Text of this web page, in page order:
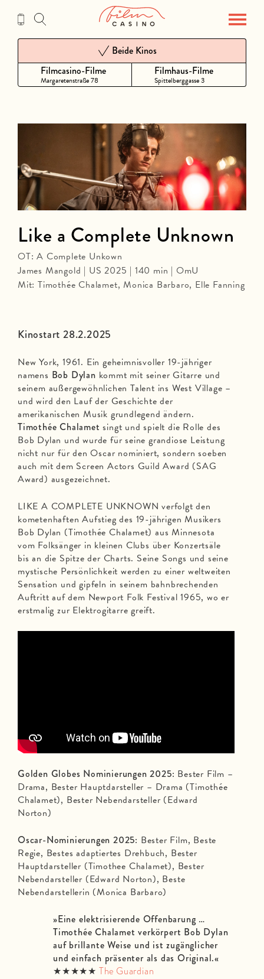
Inhalt
Filmcasino-Filme
Margaretenstraße 78
Beide Kinos
Filmhaus-Filme
Spittelberggasse 3
Kinostart 28.2.2025
New York, 1961. Ein geheimnisvoller 19-jähriger
namens Bob Dylan kommt mit seiner Gitarre und
seinem außergewöhnlichen Talent ins West Village –
und wird den Lauf der Geschichte der
amerikanischen Musik grundlegend ändern.
Timothée Chalamet singt und spielt die Rolle des
Bob Dylan und wurde für seine grandiose Leistung
nicht nur für den Oscar nominiert, sondern soeben
auch mit dem Screen Actors Guild Award (SAG
Award) ausgezeichnet.
LIKE A COMPLETE UNKNOWN verfolgt den
kometenhaften Aufstieg des 19-jährigen Musikers
Bob Dylan (Timothée Chalamet) aus Minnesota
vom Folksänger in kleinen Clubs über Konzertsäle
bis an die Spitze der Charts. Seine Songs und seine
mystische Persönlichkeit werden zu einer weltweiten
Sensation und gipfeln in seinem bahnbrechenden
Auftritt auf dem Newport Folk Festival 1965, wo er
erstmalig zur Elektrogitarre greift.
Golden Globes Nominierungen 2025: Bester Film –
Drama, Bester Hauptdarsteller – Drama (Timothée
Chalamet), Bester Nebendarsteller (Edward
Norton)
Oscar-Nominierungen 2025: Bester Film, Beste
Regie, Bestes adaptiertes Drehbuch, Bester
Hauptdarsteller (Timothee Chalamet), Bester
Nebendarsteller (Edward Norton), Beste
Nebendarstellerin (Monica Barbaro)
»Eine elektrisierende Offenbarung …
Timothée Chalamet verkörpert Bob Dylan
auf brillante Weise und ist zugänglicher
und einfach präsenter als das Original.«
★★★★★ The Guardian
Like a Complete Unknown
OT: A Complete Unkown
James Mangold | US 2025 | 140 min | OmU
Mit: Timothée Chalamet, Monica Barbaro, Elle Fanning